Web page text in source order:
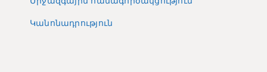
Կանոնադրություն